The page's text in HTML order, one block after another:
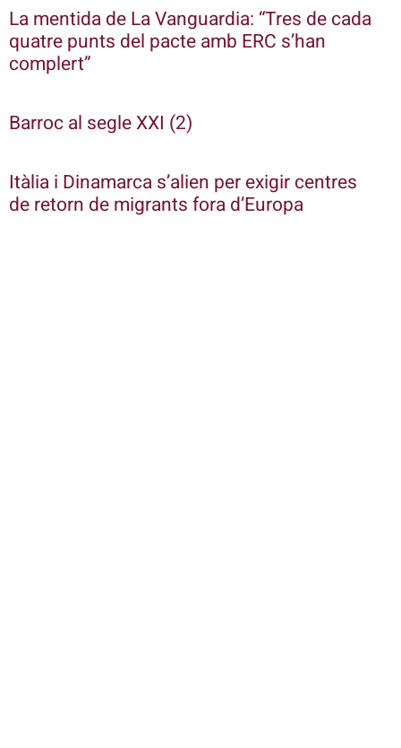
La mentida de La Vanguardia: “Tres de cada
quatre punts del pacte amb ERC s’han
complert”
Barroc al segle XXI (2)
Itàlia i Dinamarca s’alien per exigir centres
de retorn de migrants fora d’Europa